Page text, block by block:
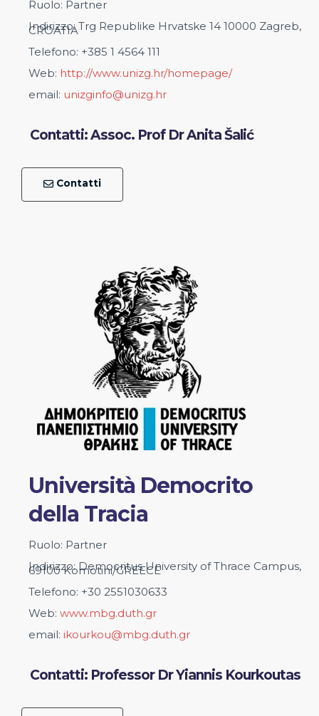
Ruolo: Partner
Indirizzo: Trg Republike Hrvatske 14 10000 Zagreb,
CROATIA
Telefono: +385 1 4564 111
Web: http://www.unizg.hr/homepage/
email: unizginfo@unizg.hr
Contatti: Assoc. Prof Dr Anita Šalić
Contatti
Università Democrito
della Tracia
Ruolo: Partner
Indirizzo: Democritus University of Thrace Campus,
69100 Komotini/GREECE
Telefono: +30 2551030633
Web: www.mbg.duth.gr
email: ikourkou@mbg.duth.gr
Contatti: Professor Dr Yiannis Kourkoutas